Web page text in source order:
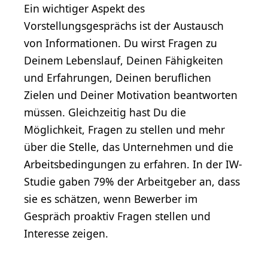
Ein wichtiger Aspekt des
Vorstellungsgesprächs ist der Austausch
von Informationen. Du wirst Fragen zu
Deinem Lebenslauf, Deinen Fähigkeiten
und Erfahrungen, Deinen beruflichen
Zielen und Deiner Motivation beantworten
müssen. Gleichzeitig hast Du die
Möglichkeit, Fragen zu stellen und mehr
über die Stelle, das Unternehmen und die
Arbeitsbedingungen zu erfahren. In der IW-
Studie gaben 79% der Arbeitgeber an, dass
sie es schätzen, wenn Bewerber im
Gespräch proaktiv Fragen stellen und
Interesse zeigen.